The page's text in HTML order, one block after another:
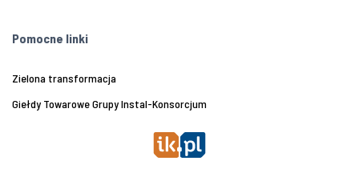
Pomocne linki
Zielona transformacja
Giełdy Towarowe Grupy Instal-Konsorcjum